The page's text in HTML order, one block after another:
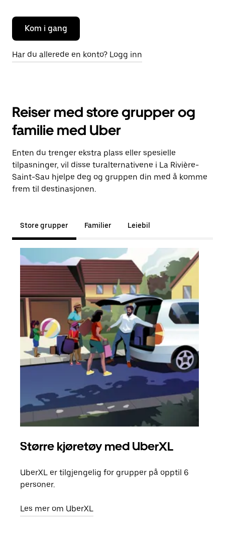
Kom i gang
Har du allerede en konto? Logg inn
Reiser med store grupper og
familie med Uber
Enten du trenger ekstra plass eller spesielle
tilpasninger, vil disse turalternativene i La Rivière-
Saint-Sau hjelpe deg og gruppen din med å komme
frem til destinasjonen.
Store grupper Familier Leiebil
Større kjøretøy med UberXL
UberXL er tilgjengelig for grupper på opptil 6
personer.
Les mer om UberXL